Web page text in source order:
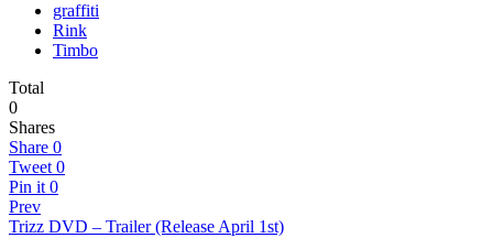
graffiti
Rink
Timbo
Total
0
Shares
Share 0
Tweet 0
Pin it 0
Prev
Trizz DVD – Trailer (Release April 1st)